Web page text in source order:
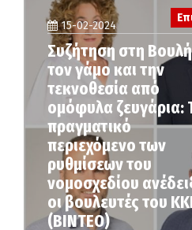
15-02-2024
Συζήτηση στη
τον γάμο και την
τεκνοθεσία από
ομόφυλα ζευγάρια:
πραγματικό
περιεχόμενο των
ρυθμίσεων του
νομοσχεδίου
οι βουλευτές του
(ΒΙΝΤΕΟ)